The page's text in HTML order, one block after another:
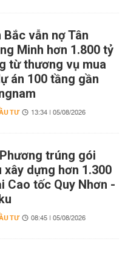
Bắc vẫn nợ Tân
Minh hơn 1.800 tỷ
từ thương vụ mua
án 100 tầng gần
TƯ 13:34 | 05/08/2026
trúng gói
xây dựng hơn 1.300
Cao tốc Quy Nhơn -
TƯ 08:45 | 05/08/2026